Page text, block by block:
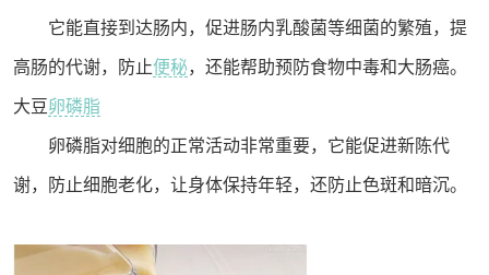
它能直接到达肠内，促进肠内乳酸菌等细菌的繁殖，提
高肠的代谢，防止便秘，还能帮助预防食物中毒和大肠癌。
大豆 卵磷脂
卵磷脂对细胞的正常活动非常重要，它能促进新陈代
谢，防止细胞老化，让身体保持年轻，还防止色斑和暗沉。